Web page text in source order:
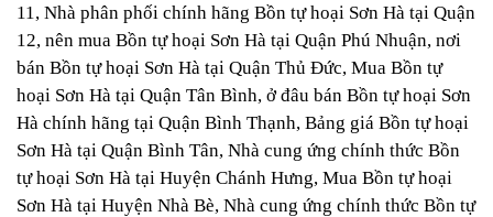
11, Nhà phân phối chính hãng Bồn tự hoại Sơn Hà tại Quận
12, nên mua Bồn tự hoại Sơn Hà tại Quận Phú Nhuận, nơi
bán Bồn tự hoại Sơn Hà tại Quận Thủ Đức, Mua Bồn tự
hoại Sơn Hà tại Quận Tân Bình, ở đâu bán Bồn tự hoại Sơn
Hà chính hãng tại Quận Bình Thạnh, Bảng giá Bồn tự hoại
Sơn Hà tại Quận Bình Tân, Nhà cung ứng chính thức Bồn
tự hoại Sơn Hà tại Huyện Chánh Hưng, Mua Bồn tự hoại
Sơn Hà tại Huyện Nhà Bè, Nhà cung ứng chính thức Bồn tự